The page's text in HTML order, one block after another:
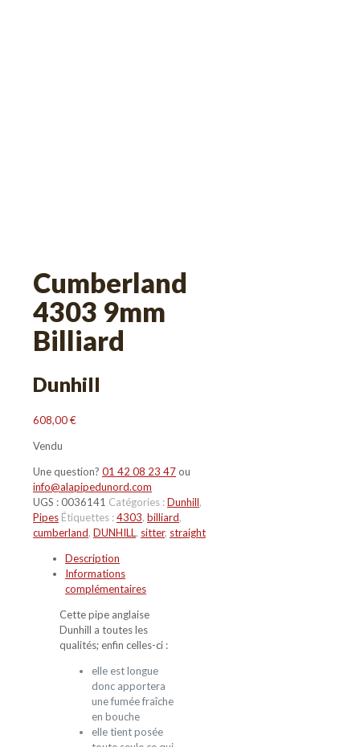
Cumberland
4303 9mm
Billiard
Dunhill
608,00€
Vendu
Une question? 01 42 08 23 47ou
info@alapipedunord.com
UGS :0036141 Catégories :Dunhill,
Pipes Étiquettes :4303, billiard,
cumberland, DUNHILL, sitter, straight
Description
Informations
complémentaires
Cette pipe anglaise
Dunhill a toutes les
qualités; enfin celles-ci :
elle est longue
donc apportera
une fumée fraîche
en bouche
elle tient posée